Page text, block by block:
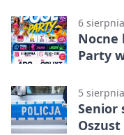
6
Nocne
Party
5
Senior